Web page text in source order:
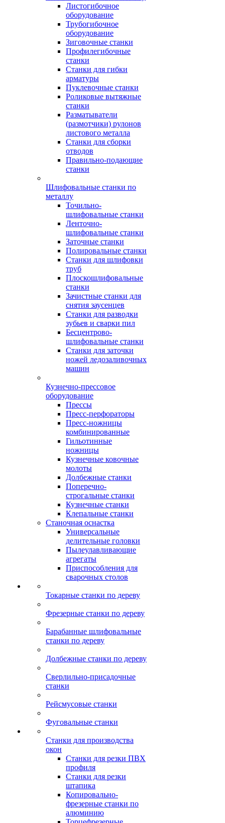
Листогибочное
оборудование
Трубогибочное
оборудование
Зиговочные станки
Профилегибочные
станки
Станки для гибки
арматуры
Пуклевочные станки
Роликовые вытяжные
станки
Разматыватели
(размотчики) рулонов
листового металла
Станки для сборки
отводов
Правильно-подающие
станки
Шлифовальные станки по
металлу
Точильно-
шлифовальные станки
Ленточно-
шлифовальные станки
Заточные станки
Полировальные станки
Станки для шлифовки
труб
Плоскошлифовальные
станки
Зачистные станки для
снятия заусенцев
Станки для разводки
зубьев и сварки пил
Бесцентрово-
шлифовальные станки
Станки для заточки
ножей ледозаливочных
машин
Кузнечно-прессовое
оборудование
Прессы
Пресс-перфораторы
Пресс-ножницы
комбинированные
Гильотинные
ножницы
Кузнечные ковочные
молоты
Долбежные станки
Поперечно-
строгальные станки
Кузнечные станки
Клепальные станки
Станочная оснастка
Универсальные
делительные головки
Пылеулавливающие
агрегаты
Приспособления для
сварочных столов
Токарные станки по дереву
Фрезерные станки по дереву
Барабанные шлифовальные
станки по дереву
Долбежные станки по дереву
Сверлильно-присадочные
станки
Рейсмусовые станки
Фуговальные станки
Станки для производства
окон
Станки для резки ПВХ
профиля
Станки для резки
штапика
Копировально-
фрезерные станки по
алюминию